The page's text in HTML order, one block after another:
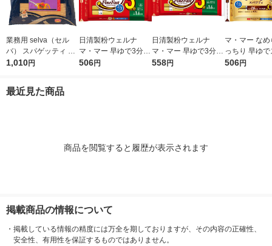
業務用 selva（セル
バ） スパゲッティ 1.7
mm 1袋（3kg） ゆで
1,010円
日清製粉ウェルナ
マ・マー 早ゆで3分ス
パゲティ2/3サイズ1.6
506円
日清製粉ウェルナ
マ・マー 早ゆで3分ス
パゲティ 1.6mm チャ
558円
マ・マー な
っちり 早ゆ
ティ 2/3サイ
506円
最近見た商品
商品を閲覧すると履歴が表示されます
掲載商品の情報について
・ 掲載している情報の精度には万全を期しておりますが、その内容の正確性、
安全性、有用性を保証するものではありません。